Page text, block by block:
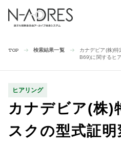
TOP 検索結果一覧
カナデビア(株)
B69)に関するヒ
ヒアリング
カナデビア(株)
スクの型式証